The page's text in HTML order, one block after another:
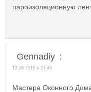
пароизоляционную
Gennadiy :
12.06.2018 в 21:48
Мастера Оконного